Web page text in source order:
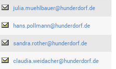
julia.muehlbauer@hunderdorf.de
hans.pollmann@hunderdorf.de
sandra.rother@hunderdorf.de
claudia.weidacher@hunderdorf.de